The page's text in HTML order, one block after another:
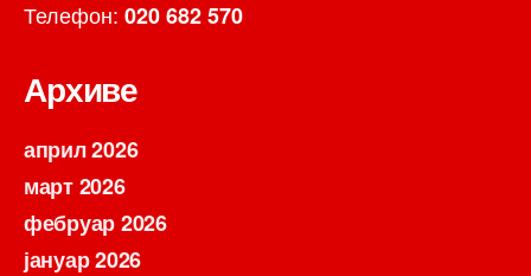
Телефон: 020 682 570
Архиве
април 2026
март 2026
фебруар 2026
јануар 2026